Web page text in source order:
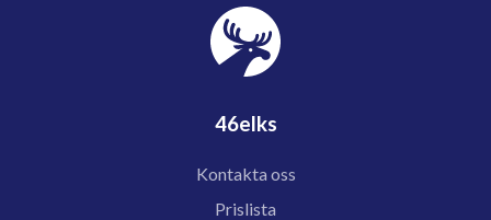
46elks
Kontakta oss
Prislista